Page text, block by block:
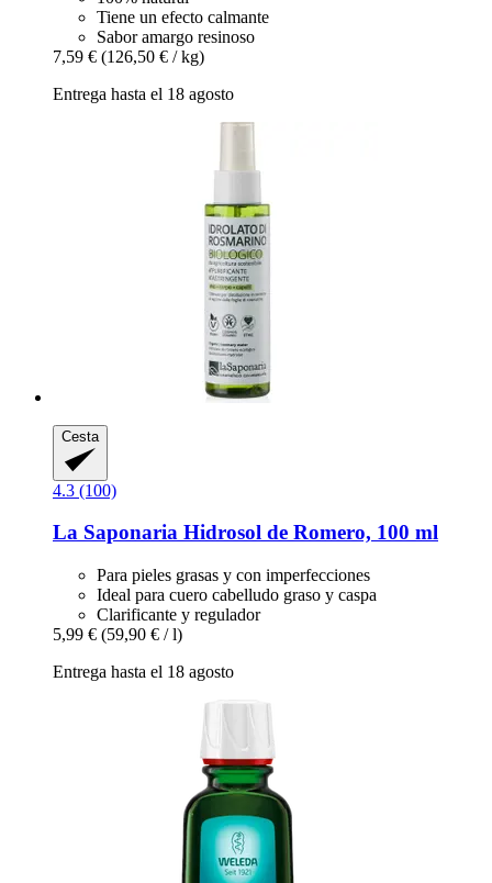
Tiene un efecto calmante
Sabor amargo resinoso
7,59 € (126,50 € / kg)
Entrega hasta el 18 agosto
Cesta
4.3 (100)
La Saponaria Hidrosol de Romero, 100 ml
Para pieles grasas y con imperfecciones
Ideal para cuero cabelludo graso y caspa
Clarificante y regulador
5,99 € (59,90 € / l)
Entrega hasta el 18 agosto